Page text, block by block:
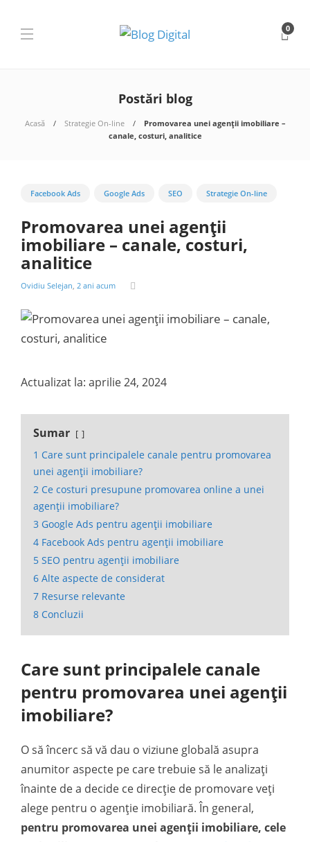
0
Postări blog
Acasă Strategie On-line
Promovarea unei agenții imobiliare –
canale, costuri, analitice
Facebook Ads Google Ads SEO Strategie On-line
Promovarea unei agenții
imobiliare – canale, costuri,
analitice
Ovidiu Selejan, 2 ani acum
Actualizat la: aprilie 24, 2024
Sumar
1 Care sunt principalele canale pentru promovarea
unei agenții imobiliare?
2 Ce costuri presupune promovarea online a unei
agenții imobiliare?
3 Google Ads pentru agenții imobiliare
4 Facebook Ads pentru agenții imobiliare
5 SEO pentru agenții imobiliare
6 Alte aspecte de considerat
7 Resurse relevante
8 Concluzii
Care sunt principalele canale
pentru promovarea unei agenții
imobiliare?
O să încerc să vă dau o viziune globală asupra
anumitor aspecte pe care trebuie să le analizați
înainte de a decide ce direcție de promovare veți
alege pentru o agenție imobiliară. În general,
pentru promovarea unei agenții imobiliare, cele